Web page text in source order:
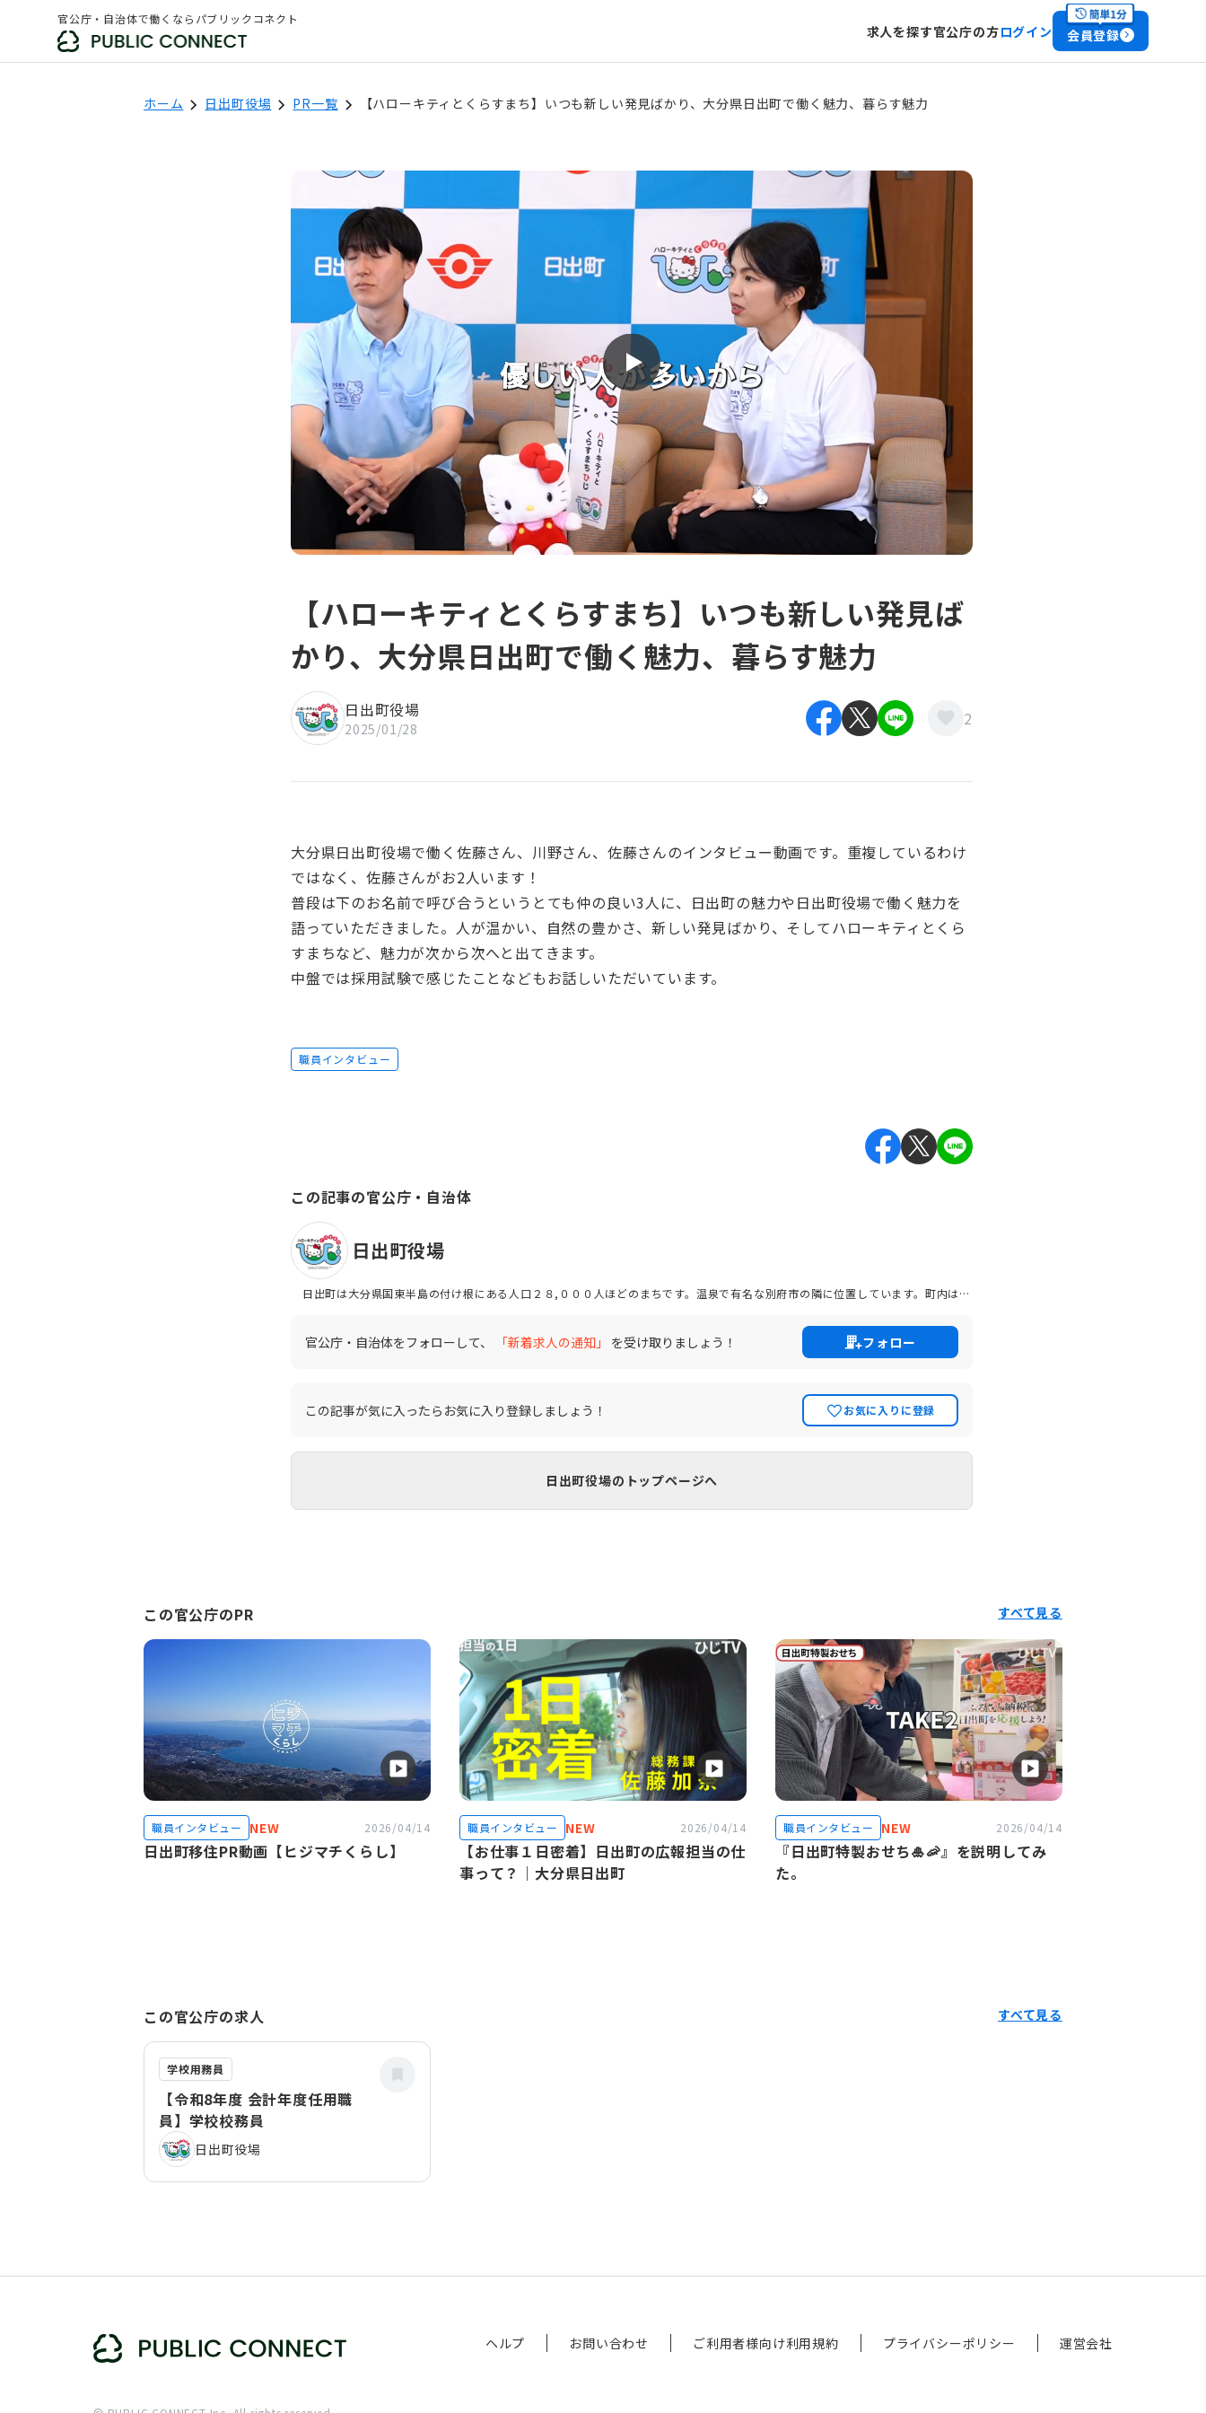
官公庁・自治体で働くならパブリックコネクト
求人を探す官公庁の方ログイン 会員登録
ホーム 日出町役場 PR一覧 【ハローキティとくらすまち】いつも新しい発見ばかり、大分県日出町で働く魅力、暮らす魅力
【ハローキティとくらすまち】いつも新しい発見ば
かり、大分県日出町で働く魅力、暮らす魅力
日出町役場
2025/01/28 2
大分県日出町役場で働く佐藤さん、川野さん、佐藤さんのインタビュー動画です。重複しているわけ
ではなく、佐藤さんがお2人います！
普段は下のお名前で呼び合うというとても仲の良い3人に、日出町の魅力や日出町役場で働く魅力を
語っていただきました。人が温かい、自然の豊かさ、新しい発見ばかり、そしてハローキティとくら
すまちなど、魅力が次から次へと出てきます。
中盤では採用試験で感じたことなどもお話しいただいています。
職員インタビュー
この記事の官公庁・自治体
日出町役場
日出町は大分県国東半島の付け根にある人口２８,０００人ほどのまちです。温泉で有名な別府市の隣に位置しています。町内は北
ありません。また、町内に鉄道駅が４つ高速道路の結節点が２つあり、どこにいくにも大変便利な交通の要衝です。このような地勢
的な条件により、若者を中心として転入者が多く、住宅や企業の立地が盛んです。 また、日出町には、ハローキティなどのサ
官公庁・自治体をフォローして、 「新着求人の通知」 を受け取りましょう！ フォロー
この記事が気に入ったらお気に入り登録しましょう！ お気に入りに登録
日出町役場のトップページへ
この官公庁のPR すべて見る
日出町移住PR動画【ヒジマチくらし】
職員インタビュー NEW 2026/04/14
【お仕事１日密着】日出町の広報担当の仕
事って？｜大分県日出町
職員インタビュー NEW 2026/04/14
『日出町特製おせち🎍🦐』を説明してみ
た。
職員インタビュー NEW 2026/04/14
この官公庁の求人 すべて見る
学校用務員
【令和8年度 会計年度任用職
員】学校校務員
日出町役場
ヘルプ お問い合わせ ご利用者様向け利用規約 プライバシーポリシー 運営会社